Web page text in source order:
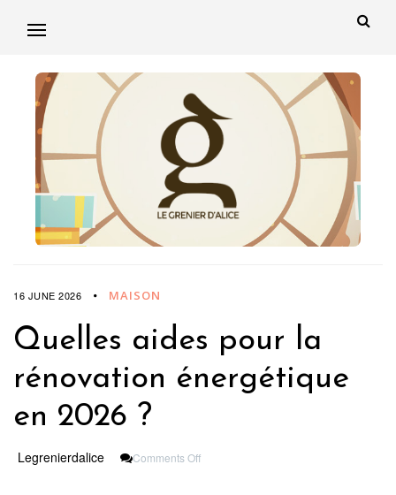
16 JUNE 2026 MAISON
Quelles aides pour la
rénovation énergétique
en 2026 ?
Legrenierdalice Comments OffOn